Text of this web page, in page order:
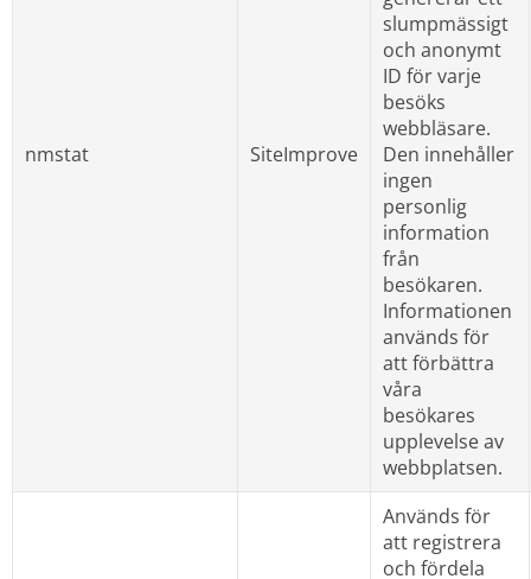
nmstat SiteImprove
slumpmässigt
och anonymt
ID för varje
besöks
webbläsare.
Den innehåller
ingen
personlig
information
från
besökaren.
Informationen
används för
att förbättra
våra
besökares
upplevelse av
webbplatsen.
Används för
att registrera
och fördela